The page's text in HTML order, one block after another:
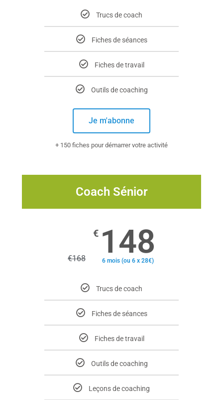
Trucs de coach
Fiches de séances
Fiches de travail
Outils de coaching
Je m'abonne
+ 150 fiches pour démarrer votre activité
Coach Sénior
€168
€ 148
6 mois (ou 6 x 28€)
Trucs de coach
Fiches de séances
Fiches de travail
Outils de coaching
Leçons de coaching